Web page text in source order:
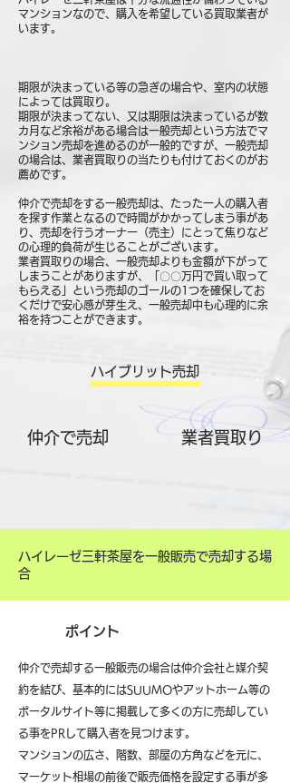
マンションなので、購入を希望している買取業者が
います。
期限が決まっている等の急ぎの場合や、室内の状態
によっては買取り。
期限が決まってない、又は期限は決まっているが数
カ月など余裕がある場合は一般売却という方法でマ
ンション売却を進めるのが一般的ですが、一般売却
の場合は、業者買取りの当たりも付けておくのがお
薦めです。
仲介で売却をする一般売却は、たった一人の購入者
を探す作業となるので時間がかかってしまう事があ
り、売却を行うオーナー（売主）にとって焦りなど
の心理的負荷が生じることがございます。
業者買取りの場合、一般売却よりも金額が下がって
しまうことがありますが、「〇〇万円で買い取って
もらえる」という売却のゴールの1つを確保してお
くだけで安心感が芽生え、一般売却中も心理的に余
裕を持つことができます。
ハイブリット売却
仲介で売却 ​業者買取り
ハイレーゼ三軒茶屋を一般販売で売却する場
合
ポイント
仲介で売却する一般販売の場合は仲介会社と媒介契
約を結び、基本的にはSUUMOやアットホーム等の
ポータルサイト等に掲載して多くの方に売却してい
る事をPRして購入者を見つけます。
マンションの広さ、階数、部屋の方角などを元に、
マーケット相場の前後で販売価格を設定する事が多